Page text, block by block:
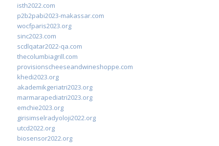
isth2022.com
p2b2pabi2023-makassar.com
wocfparis2023.org
sinc2023.com
scdlqatar2022-qa.com
thecolumbiagrill.com
provisionscheeseandwineshoppe.com
khedi2023.org
akademikgeriatri2023.org
marmarapediatri2023.org
emchie2023.org
girisimselradyoloji2022.org
utcd2022.org
biosensor2022.org